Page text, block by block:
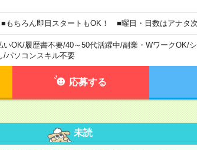
ちろん即日スタートもOK！ ■曜日・日数はアナタ次
いOK/履歴書不要/40～50代活躍中/副業・WワークOK/
/パソコンスキル不要
応募する
未読